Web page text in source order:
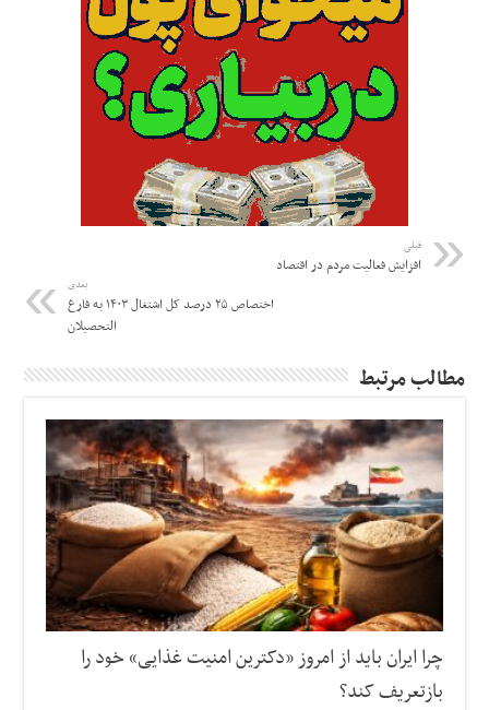
قبلی
افزایش فعالیت مردم در اقتصاد
بعدی
اختصاص ۲۵ درصد کل اشتغال ۱۴۰۳ به فارغ
التحصیلان
مطالب مرتبط
چرا ایران باید از امروز «دکترین امنیت غذایی» خود را
بازتعریف کند؟